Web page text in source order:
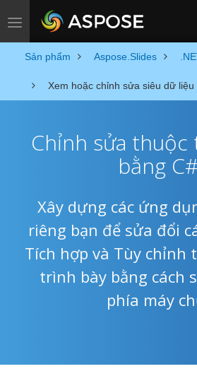
Toggle navigation
Sản phẩm Aspose.Slides
Xem hoặc chỉnh sửa siêu dữ
Chỉnh sửa thuộc
bằng
Xây dựng các ứng
riêng bạn để sửa đổi
Tích hợp và Tùy chỉnh
trình bày bằng cách
phía máy